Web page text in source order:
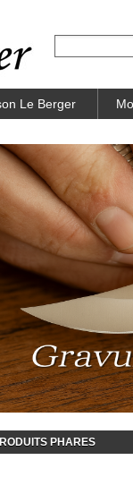
Le Berger
PHARES